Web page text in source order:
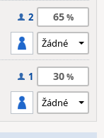
2 65
1 30